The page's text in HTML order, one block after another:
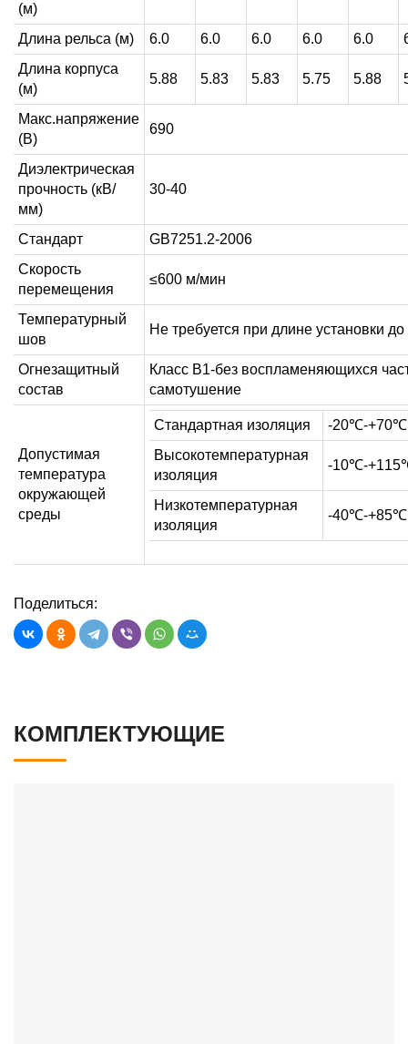
(м)
Длина рельса (м) 6.0 6.0 6.0 6.0 6.0
Длина корпуса
(м)
5.88 5.83 5.83 5.75 5.88
Макс.напряжение
(В)
690
Диэлектрическая
прочность (кВ/
мм)
30-40
Стандарт
GB7251.2-2006
Скорость
перемещения
≤600 м/мин
Температурный
шов
Не требуется при длине установки
Огнезащитный
состав
Класс B1-без воспламеняющихся
самотушение
Допустимая
температура
окружающей
среды
Стандартная изоляция
-20℃-+70℃
Высокотемпературная
изоляция
-10℃-
Низкотемпературная
изоляция
-40℃-+85℃
Поделиться:
КОМПЛЕКТУЮЩИЕ